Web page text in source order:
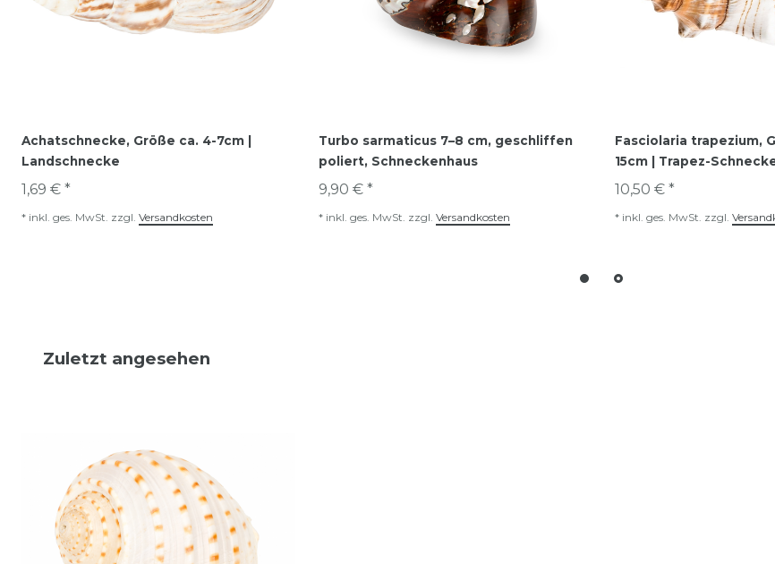
Achatschnecke, Größe ca. 4-7cm |
Landschnecke
1,69 € *
* inkl. ges. MwSt. zzgl. Versandkosten
Turbo sarmaticus 7–8 cm, geschliffen
poliert, Schneckenhaus
9,90 € *
* inkl. ges. MwSt. zzgl. Versandkosten
Fasciolaria trapezium,
15cm | Trapez-
10,50 € *
* inkl. ges. MwSt. zzgl.
Zuletzt angesehen